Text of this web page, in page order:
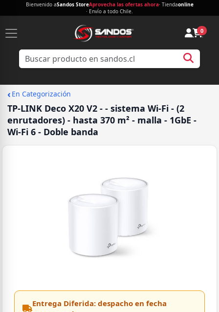
Bienvenido aSandos StoreAprovecha las ofertas ahora· Tiendaonline
· Envío a todo Chile.
0
‹ En Categorización
TP-LINK Deco X20 V2 - - sistema Wi-Fi - (2
enrutadores) - hasta 370 m² - malla - 1GbE -
Wi-Fi 6 - Doble banda
Entrega Diferida: despacho en fecha